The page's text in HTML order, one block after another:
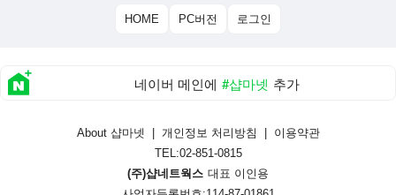
HOME PC버전 로그인
네이버 메인에 #샵마넷 추가
About 샵마넷 개인정보 처리방침
이용약관
TEL:02-851-0815
(주)샵네트웍스 대표 이인용